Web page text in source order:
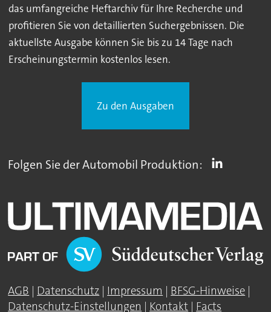
das umfangreiche Heftarchiv für Ihre Recherche und
profitieren Sie von detaillierten Suchergebnissen. Die
aktuellste Ausgabe können Sie bis zu 14 Tage nach
Erscheinungstermin kostenlos lesen.
Zu den Ausgaben
Folgen Sie der Automobil Produktion:
AGB | Datenschutz | Impressum | BFSG-Hinweise |
Datenschutz-Einstellungen | Kontakt | Facts